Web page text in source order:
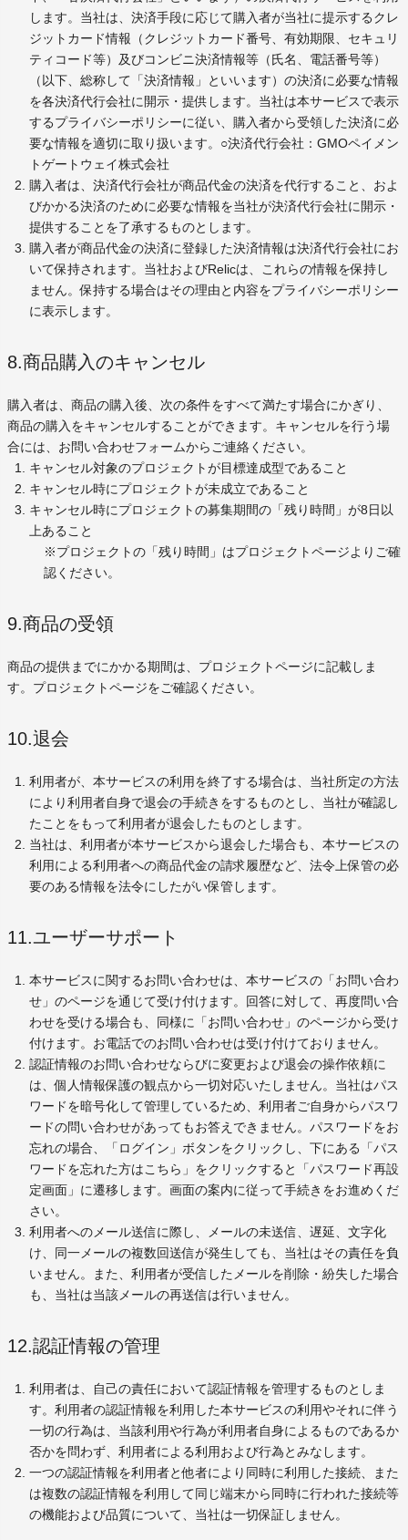
します。当社は、決済手段に応じて購入者が当社に提示するクレ
ジットカード情報（クレジットカード番号、有効期限、セキュリ
ティコード等）及びコンビニ決済情報等（氏名、電話番号等）
（以下、総称して「決済情報」といいます）の決済に必要な情報
を各決済代行会社に開示・提供します。当社は本サービスで表示
するプライバシーポリシーに従い、購入者から受領した決済に必
要な情報を適切に取り扱います。○決済代行会社：GMOペイメン
トゲートウェイ株式会社
購入者は、決済代行会社が商品代金の決済を代行すること、およ
びかかる決済のために必要な情報を当社が決済代行会社に開示・
提供することを了承するものとします。
購入者が商品代金の決済に登録した決済情報は決済代行会社にお
いて保持されます。当社およびRelicは、これらの情報を保持し
ません。保持する場合はその理由と内容をプライバシーポリシー
に表示します。
8.商品購入のキャンセル
購入者は、商品の購入後、次の条件をすべて満たす場合にかぎり、
商品の購入をキャンセルすることができます。キャンセルを行う場
合には、お問い合わせフォームからご連絡ください。
キャンセル対象のプロジェクトが目標達成型であること
キャンセル時にプロジェクトが未成立であること
キャンセル時にプロジェクトの募集期間の「残り時間」が8日以
上あること
※プロジェクトの「残り時間」はプロジェクトページよりご確
認ください。
9.商品の受領
商品の提供までにかかる期間は、プロジェクトページに記載しま
す。プロジェクトページをご確認ください。
10.退会
利用者が、本サービスの利用を終了する場合は、当社所定の方法
により利用者自身で退会の手続きをするものとし、当社が確認し
たことをもって利用者が退会したものとします。
当社は、利用者が本サービスから退会した場合も、本サービスの
利用による利用者への商品代金の請求履歴など、法令上保管の必
要のある情報を法令にしたがい保管します。
11.ユーザーサポート
本サービスに関するお問い合わせは、本サービスの「お問い合わ
せ」のページを通じて受け付けます。回答に対して、再度問い合
わせを受ける場合も、同様に「お問い合わせ」のページから受け
付けます。お電話でのお問い合わせは受け付けておりません。
認証情報のお問い合わせならびに変更および退会の操作依頼に
は、個人情報保護の観点から一切対応いたしません。当社はパス
ワードを暗号化して管理しているため、利用者ご自身からパスワ
ードの問い合わせがあってもお答えできません。パスワードをお
忘れの場合、「ログイン」ボタンをクリックし、下にある「パス
ワードを忘れた方はこちら」をクリックすると「パスワード再設
定画面」に遷移します。画面の案内に従って手続きをお進めくだ
さい。
利用者へのメール送信に際し、メールの未送信、遅延、文字化
け、同一メールの複数回送信が発生しても、当社はその責任を負
いません。また、利用者が受信したメールを削除・紛失した場合
も、当社は当該メールの再送信は行いません。
12.認証情報の管理
利用者は、自己の責任において認証情報を管理するものとしま
す。利用者の認証情報を利用した本サービスの利用やそれに伴う
一切の行為は、当該利用や行為が利用者自身によるものであるか
否かを問わず、利用者による利用および行為とみなします。
一つの認証情報を利用者と他者により同時に利用した接続、また
は複数の認証情報を利用して同じ端末から同時に行われた接続等
の機能および品質について、当社は一切保証しません。